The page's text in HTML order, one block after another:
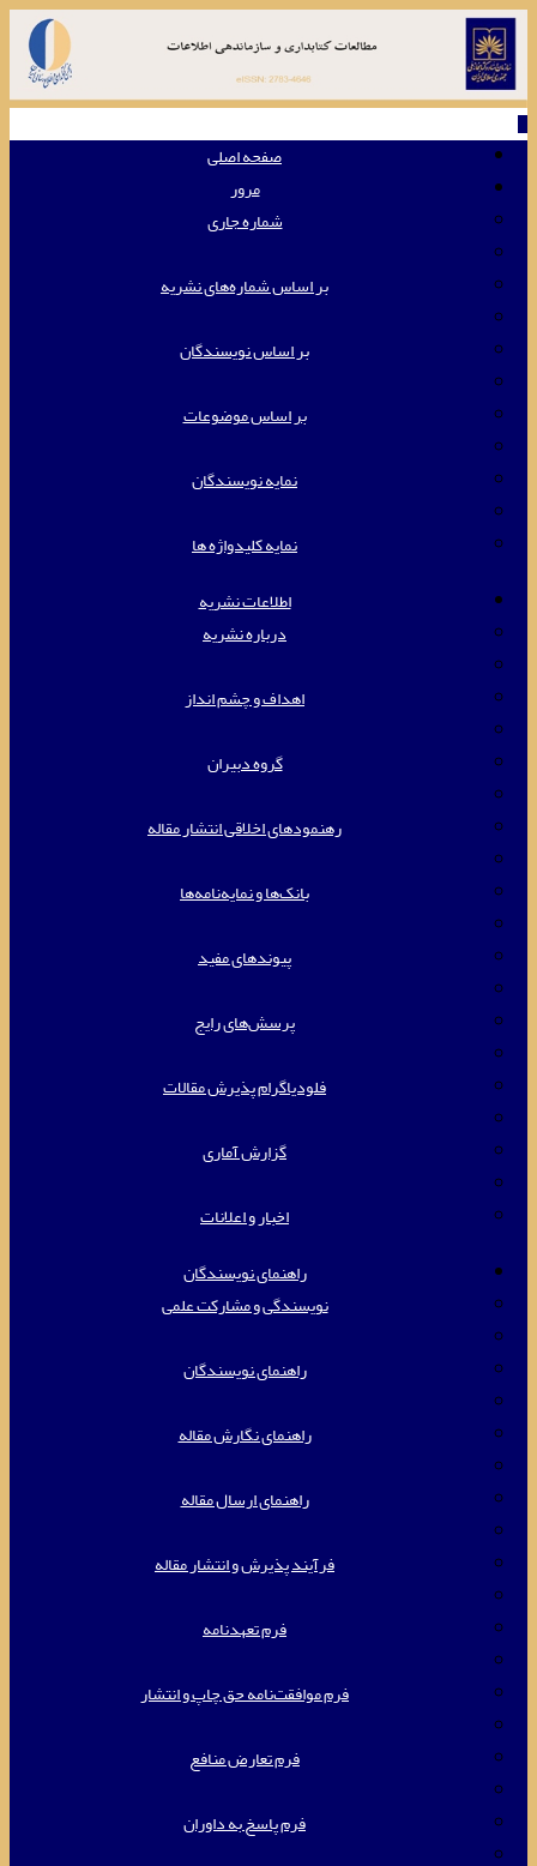
navigation
صفحه اصلی
مرور
شماره جاری
بر اساس شماره‌های نشریه
بر اساس نویسندگان
بر اساس موضوعات
نمایه نویسندگان
نمایه کلیدواژه ها
اطلاعات نشریه
درباره نشریه
اهداف و چشم انداز
گروه دبیران
رهنمودهای اخلاقی انتشار مقاله
بانک‌ها و نمایه‌‌نامه‌ها
پیوندهای مفید
پرسش‌های رایج
فلودیاگرام پذیرش مقالات
گزارش آماری
اخبار و اعلانات
راهنمای نویسندگان
نویسندگی و مشارکت علمی
راهنمای نویسندگان
راهنمای نگارش مقاله
راهنمای ارسال مقاله
فرآیند پذیرش و انتشار مقاله
فرم تعهدنامه
فرم موافقت‌نامه حق چاپ و انتشار
فرم تعارض منافع
فرم پاسخ به داوران